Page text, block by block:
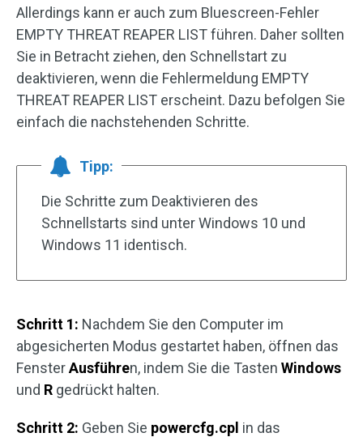
Allerdings kann er auch zum Bluescreen-Fehler
EMPTY THREAT REAPER LIST führen. Daher sollten
Sie in Betracht ziehen, den Schnellstart zu
deaktivieren, wenn die Fehlermeldung EMPTY
THREAT REAPER LIST erscheint. Dazu befolgen Sie
einfach die nachstehenden Schritte.
Tipp:
Die Schritte zum Deaktivieren des
Schnellstarts sind unter Windows 10 und
Windows 11 identisch.
Schritt 1: Nachdem Sie den Computer im
abgesicherten Modus gestartet haben, öffnen das
FensterAusführen, indem Sie die Tasten Windows
und R gedrückt halten.
Schritt 2: Geben Sie powercfg.cpl in das